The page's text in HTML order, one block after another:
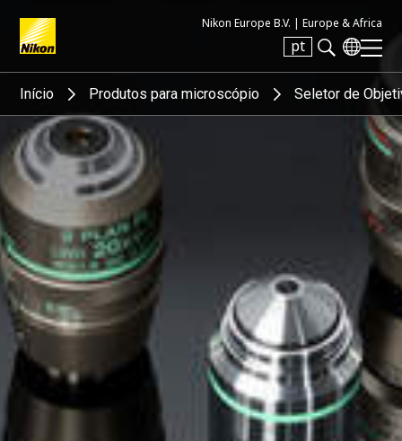
Nikon Europe B.V. | Europe & Africa
pt
Search keyword(s)
Início Produtos para microscópio Seletor de